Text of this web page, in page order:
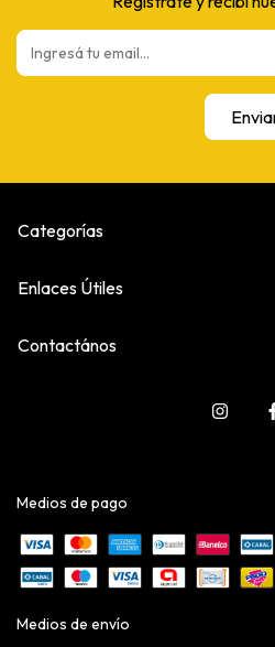
Categorías
Enlaces Útiles
Contactános
Medios de pago
Medios de envío